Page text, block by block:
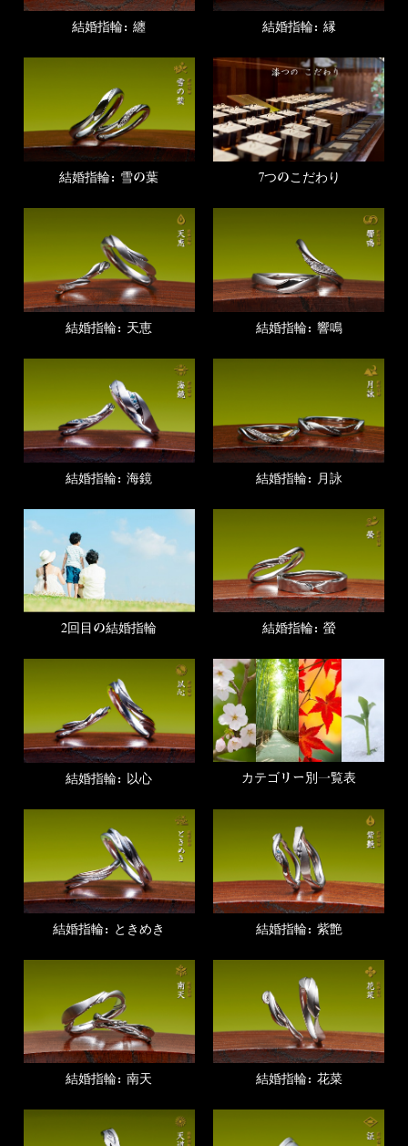
結婚指輪：纏 結婚指輪：縁
結婚指輪：雪の葉 7つのこだわり
結婚指輪：天恵 結婚指輪：響鳴
結婚指輪：海鏡 結婚指輪：月詠
2回目の結婚指輪 結婚指輪：螢
結婚指輪：以心 カテゴリー別一覧表
結婚指輪：ときめき 結婚指輪：紫艶
結婚指輪：南天 結婚指輪：花菜